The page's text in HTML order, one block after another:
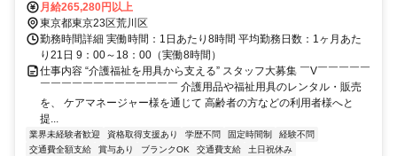
島駅」より徒歩10分、都電荒川線「荒川区役所前駅」より徒歩6分
月給265,280円以上
東京都東京23区荒川区
勤務時間詳細 実働時間：1日あたり8時間 平均勤務日数：1ヶ月あた
り21日 9：00～18：00（実働8時間）
仕事内容 “介護福祉を用具から支える” スタッフ大募集 ￣V￣￣￣￣￣
￣￣￣￣￣￣￣￣￣￣￣￣￣ 介護用品や福祉用具のレンタル・販売
を、 ケアマネージャー様を通じて 高齢者の方などの利用者様へと
提...
業界未経験者歓迎 資格取得支援あり 学歴不問 固定時間制
経験不問
交通費全額支給
賞与あり ブランクOK 交通費支給 土日祝休み